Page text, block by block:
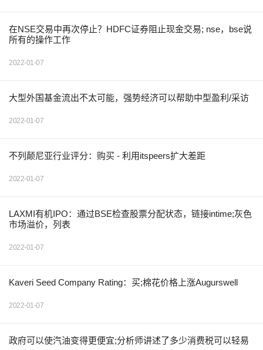
在NSE交易中再次停止？HDFC证券阻止现金交易; nse，bse说
所有的操作工作
2022-01-07
大型外国基金流出不太可能，强势经济可以帮助中型盈利/采访
2022-01-07
不列颠尼亚行业评分：购买 - 利用itspeers扩大差距
2022-01-07
LAXMI有机IPO：通过BSE检查股票分配状态，链接intime;灰色
市场溢价，列表
2022-01-07
Kaveri Seed Company Rating：买;棉花价格上涨Augurswell
2022-01-07
政府可以使汽油变得更便宜;分析师讲述了多少消费税可以轻易